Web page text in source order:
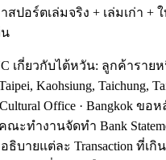
ปอร์ตเล่มจริง + เล่มเก่า +
น
เกี่ยวกับไต้หวัน: ลูกค้าราย
Kaohsiung, Taichung,
Cultural Office · Bangkok ขอ
คณะทำงานจัดทำ Bank
อธิบายแต่ละ Transaction ที่เกิ